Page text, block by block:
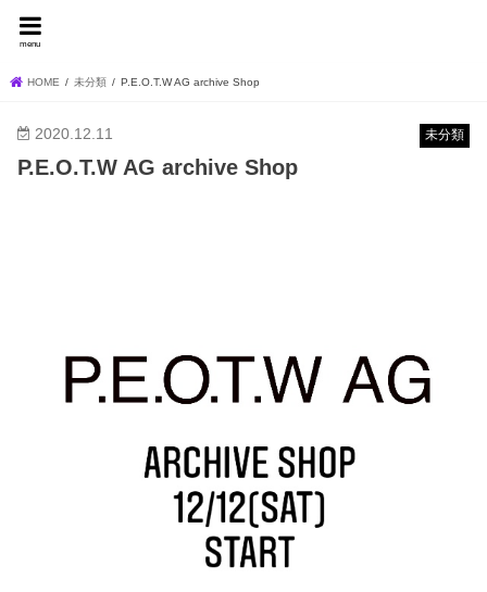
menu
HOME 未分類 P.E.O.T.W AG archive Shop
未分類
2020.12.11
P.E.O.T.W AG archive Shop